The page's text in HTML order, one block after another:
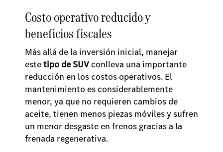
Costo operativo reducido y
beneficios fiscales
Más allá de la inversión inicial, manejar
estetipo de SUV conlleva una importante
reducción en los costos operativos. El
mantenimiento es considerablemente
menor, ya que no requieren cambios de
aceite, tienen menos piezas móviles y sufren
un menor desgaste en frenos gracias a la
frenada regenerativa.